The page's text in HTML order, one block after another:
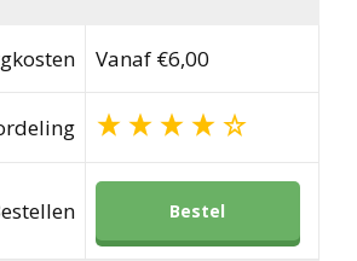
Vanaf €6,00
Bestel